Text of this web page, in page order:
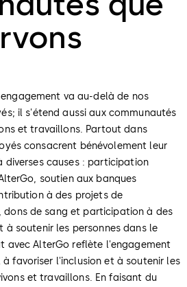
va au-delà de nos
il s'étend aussi aux communautés
et travaillons. Partout dans
consacrent bénévolement leur
diverses causes : participation
soutien aux banques
à des projets de
dons de sang et participation à des
soutenir les personnes dans le
avec AlterGo reflète l'engagement
favoriser l'inclusion et à soutenir les
et travaillons. En faisant du